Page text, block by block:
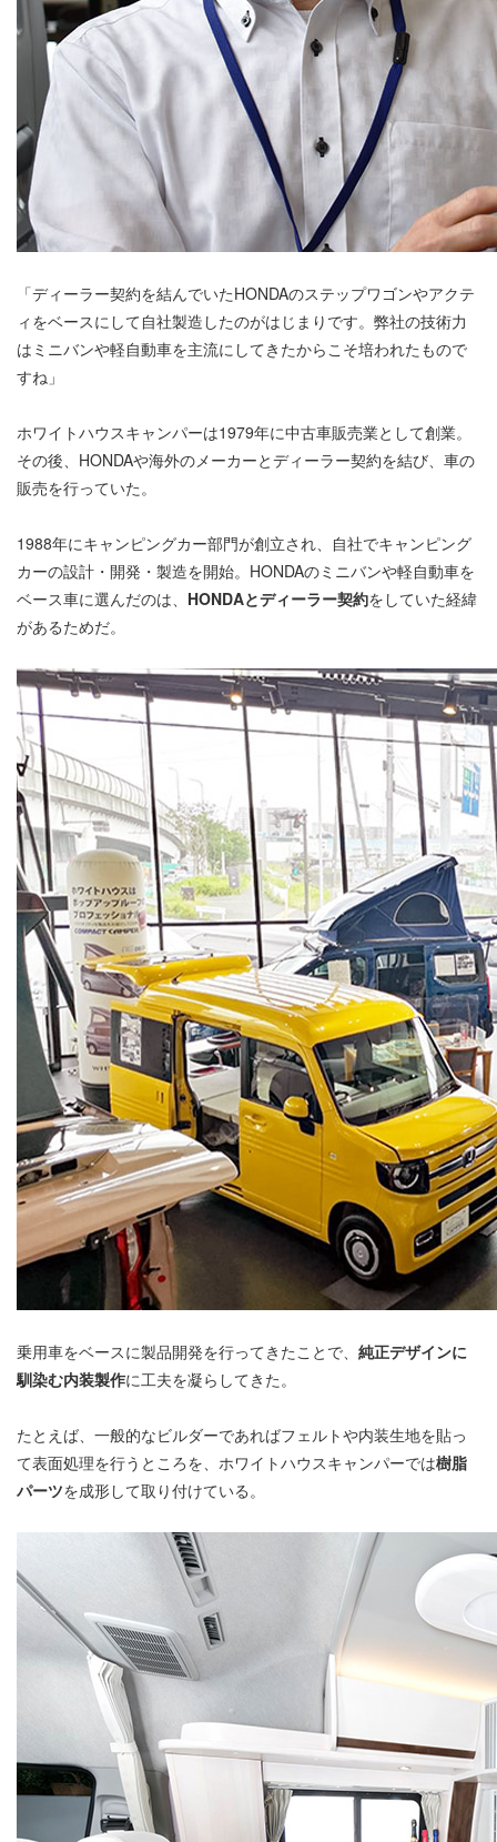
「ディーラー契約を結んでいたHONDAのステップワゴンやアクテ
ィをベースにして自社製造したのがはじまりです。弊社の技術力
はミニバンや軽自動車を主流にしてきたからこそ培われたもので
すね」
ホワイトハウスキャンパーは1979年に中古車販売業として創業。
その後、HONDAや海外のメーカーとディーラー契約を結び、車の
販売を行っていた。
1988年にキャンピングカー部門が創立され、自社でキャンピング
カーの設計・開発・製造を開始。HONDAのミニバンや軽自動車を
ベース車に選んだのは、 HONDAとディーラー契約をしていた経緯
があるためだ。
乗用車をベースに製品開発を行ってきたことで、 純正デザインに
馴染む内装製作に工夫を凝らしてきた。
たとえば、一般的なビルダーであればフェルトや内装生地を貼っ
て表面処理を行うところを、ホワイトハウスキャンパーでは樹脂
パーツを成形して取り付けている。